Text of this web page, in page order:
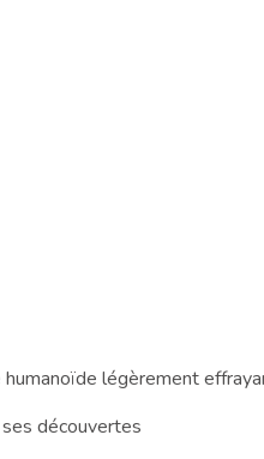
légèrement
ses découvertes